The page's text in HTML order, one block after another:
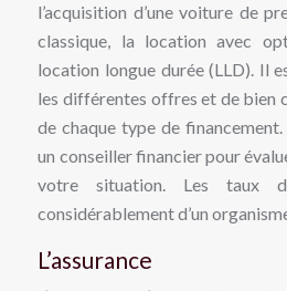
l’acquisition d’une voiture de
classique, la location avec
location longue durée (LLD). Il
les différentes offres et de bien
de chaque type de
un conseiller financier pour
votre situation. Les taux
considérablement d’un
L’assurance